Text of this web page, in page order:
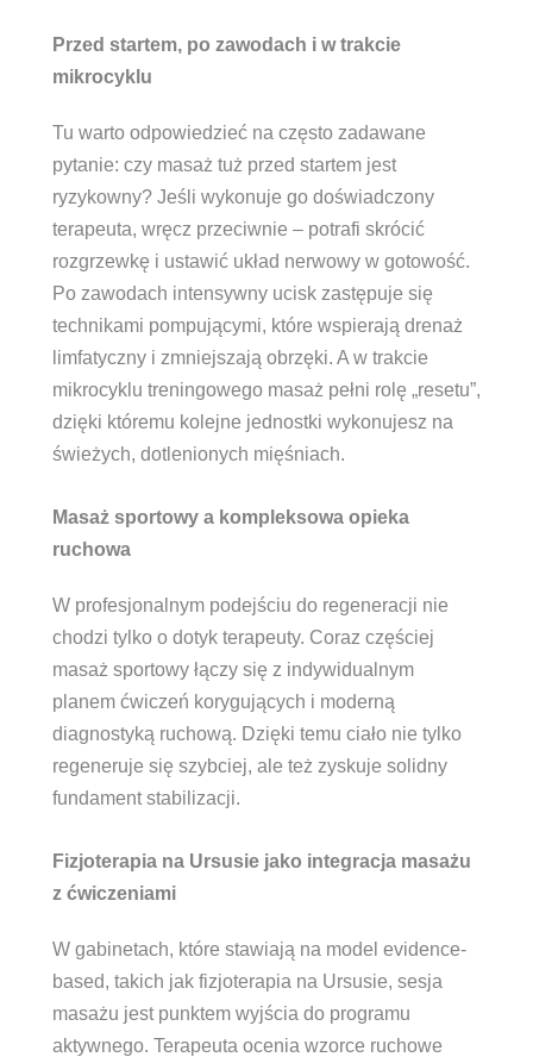
Przed startem, po zawodach i w trakcie
mikrocyklu
Tu warto odpowiedzieć na często zadawane
pytanie: czy masaż tuż przed startem jest
ryzykowny? Jeśli wykonuje go doświadczony
terapeuta, wręcz przeciwnie – potrafi skrócić
rozgrzewkę i ustawić układ nerwowy w gotowość.
Po zawodach intensywny ucisk zastępuje się
technikami pompującymi, które wspierają drenaż
limfatyczny i zmniejszają obrzęki. A w trakcie
mikrocyklu treningowego masaż pełni rolę „resetu”,
dzięki któremu kolejne jednostki wykonujesz na
świeżych, dotlenionych mięśniach.
Masaż sportowy a kompleksowa opieka
ruchowa
W profesjonalnym podejściu do regeneracji nie
chodzi tylko o dotyk terapeuty. Coraz częściej
masaż sportowy łączy się z indywidualnym
planem ćwiczeń korygujących i moderną
diagnostyką ruchową. Dzięki temu ciało nie tylko
regeneruje się szybciej, ale też zyskuje solidny
fundament stabilizacji.
Fizjoterapia na Ursusie jako integracja masażu
z ćwiczeniami
W gabinetach, które stawiają na model evidence-
based, takich jak fizjoterapia na Ursusie, sesja
masażu jest punktem wyjścia do programu
aktywnego. Terapeuta ocenia wzorce ruchowe